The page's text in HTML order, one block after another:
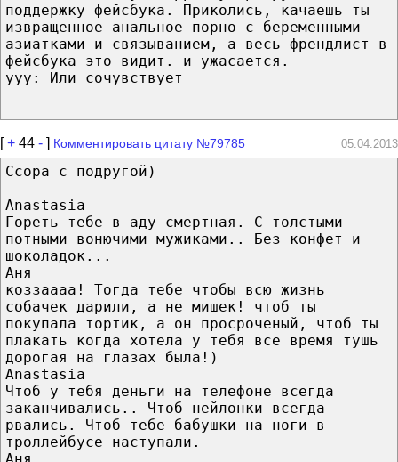
поддержку фейсбука. Приколись, качаешь ты
извращенное анальное порно с беременными
азиатками и связыванием, а весь френдлист в
фейсбука это видит. и ужасается.
yyy: Или сочувствует
[+ 44 - ] Комментировать цитату №79785 05.04.2013
Ссора с подругой)
Anastasia
Гореть тебе в аду смертная. С толстыми
потными вонючими мужиками.. Без конфет и
шоколадок...
Аня
коззаааа! Тогда тебе чтобы всю жизнь
собачек дарили, а не мишек! чтоб ты
покупала тортик, а он просроченый, чтоб ты
плакать когда хотела у тебя все время тушь
дорогая на глазах была!)
Anastasia
Чтоб у тебя деньги на телефоне всегда
заканчивались.. Чтоб нейлонки всегда
рвались. Чтоб тебе бабушки на ноги в
троллейбусе наступали.
Аня